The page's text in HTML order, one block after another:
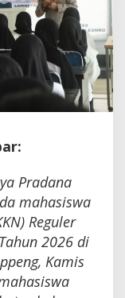
Pradana
mahasiswa
Reguler
2026 di
Kamis